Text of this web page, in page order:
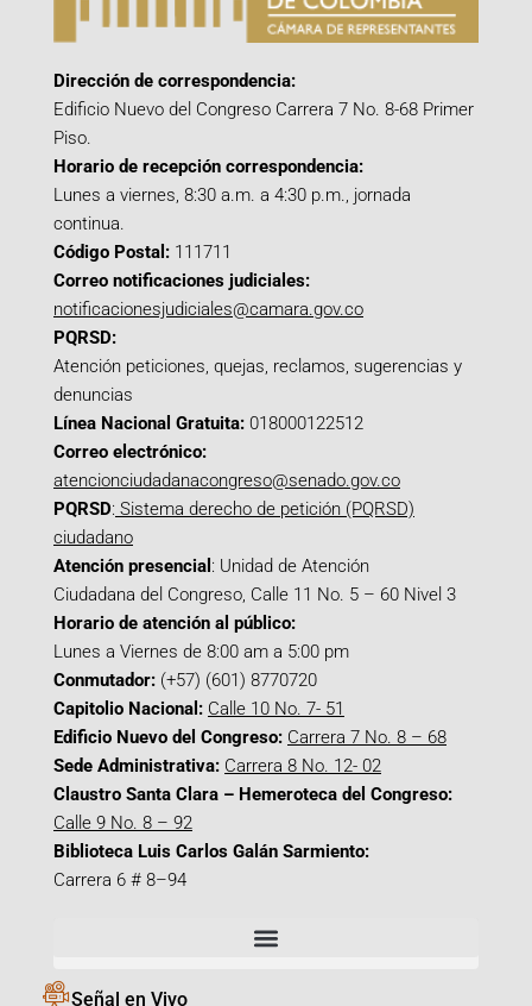
Dirección de correspondencia:
Edificio Nuevo del Congreso Carrera 7 No. 8-68 Primer
Piso.
Horario de recepción correspondencia:
Lunes a viernes, 8:30 a.m. a 4:30 p.m., jornada
continua.
Código Postal: 111711
Correo notificaciones judiciales:
notificacionesjudiciales@camara.gov.co
PQRSD:
Atención peticiones, quejas, reclamos, sugerencias y
denuncias
Línea Nacional Gratuita: 018000122512
Correo electrónico:
atencionciudadanacongreso@senado.gov.co
PQRSD: Sistema derecho de petición (PQRSD)
ciudadano
Atención presencial : Unidad de Atención
Ciudadana del Congreso, Calle 11 No. 5 – 60 Nivel 3
Horario de atención al público:
Lunes a Viernes de 8:00 am a 5:00 pm
Conmutador: (+57) (601) 8770720
Capitolio Nacional: Calle 10 No. 7- 51
Edificio Nuevo del Congreso: Carrera 7 No. 8 – 68
Sede Administrativa: Carrera 8 No. 12- 02
Claustro Santa Clara – Hemeroteca del Congreso:
Calle 9 No. 8 – 92
Biblioteca Luis Carlos Galán Sarmiento:
Carrera 6 # 8–94
Señal en Vivo